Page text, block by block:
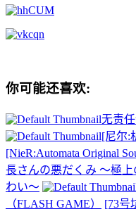
你可能还喜欢:
无责
[尼尔:
[NieR:Automata Original
長さんの悪だくみ ～極
わい～
（FLASH GAME）
[73号